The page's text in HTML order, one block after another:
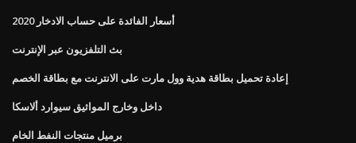
أسعار الفائدة على حساب الادخار 2020
بث التلفزيون عبر الإنترنت
إعادة تحميل بطاقة هدية وول مارت على الانترنت مع بطاقة الخصم
داخل وخارج المواثيق سيوارد ألاسكا
برميل منتجات النفط الخام